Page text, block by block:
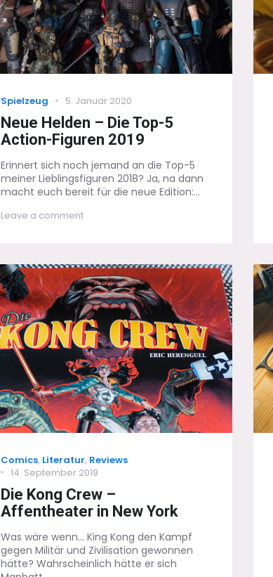
Categories
Spielzeug
Posted
on
5. Januar 2020
Neue Helden – Die Top-5
Action-Figuren 2019
Erinnert sich noch jemand an die Top-5
meiner Lieblingsfiguren 2018? Ja, na dann
macht euch bereit für die neue Edition:...
Leave a commenton
Die
Top-
5
Action-
Figuren
2019
Categories
Comics, Literatur, Reviews
Posted
on
14. September 2019
Die Kong Crew –
Affentheater in New York
Was wäre wenn... King Kong den Kampf
gegen Militär und Zivilisation gewonnen
hätte? Wahrscheinlich hätte er sich